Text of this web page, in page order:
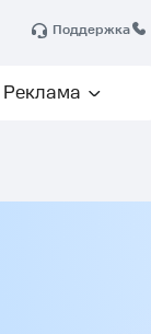
Поддержка
Реклама